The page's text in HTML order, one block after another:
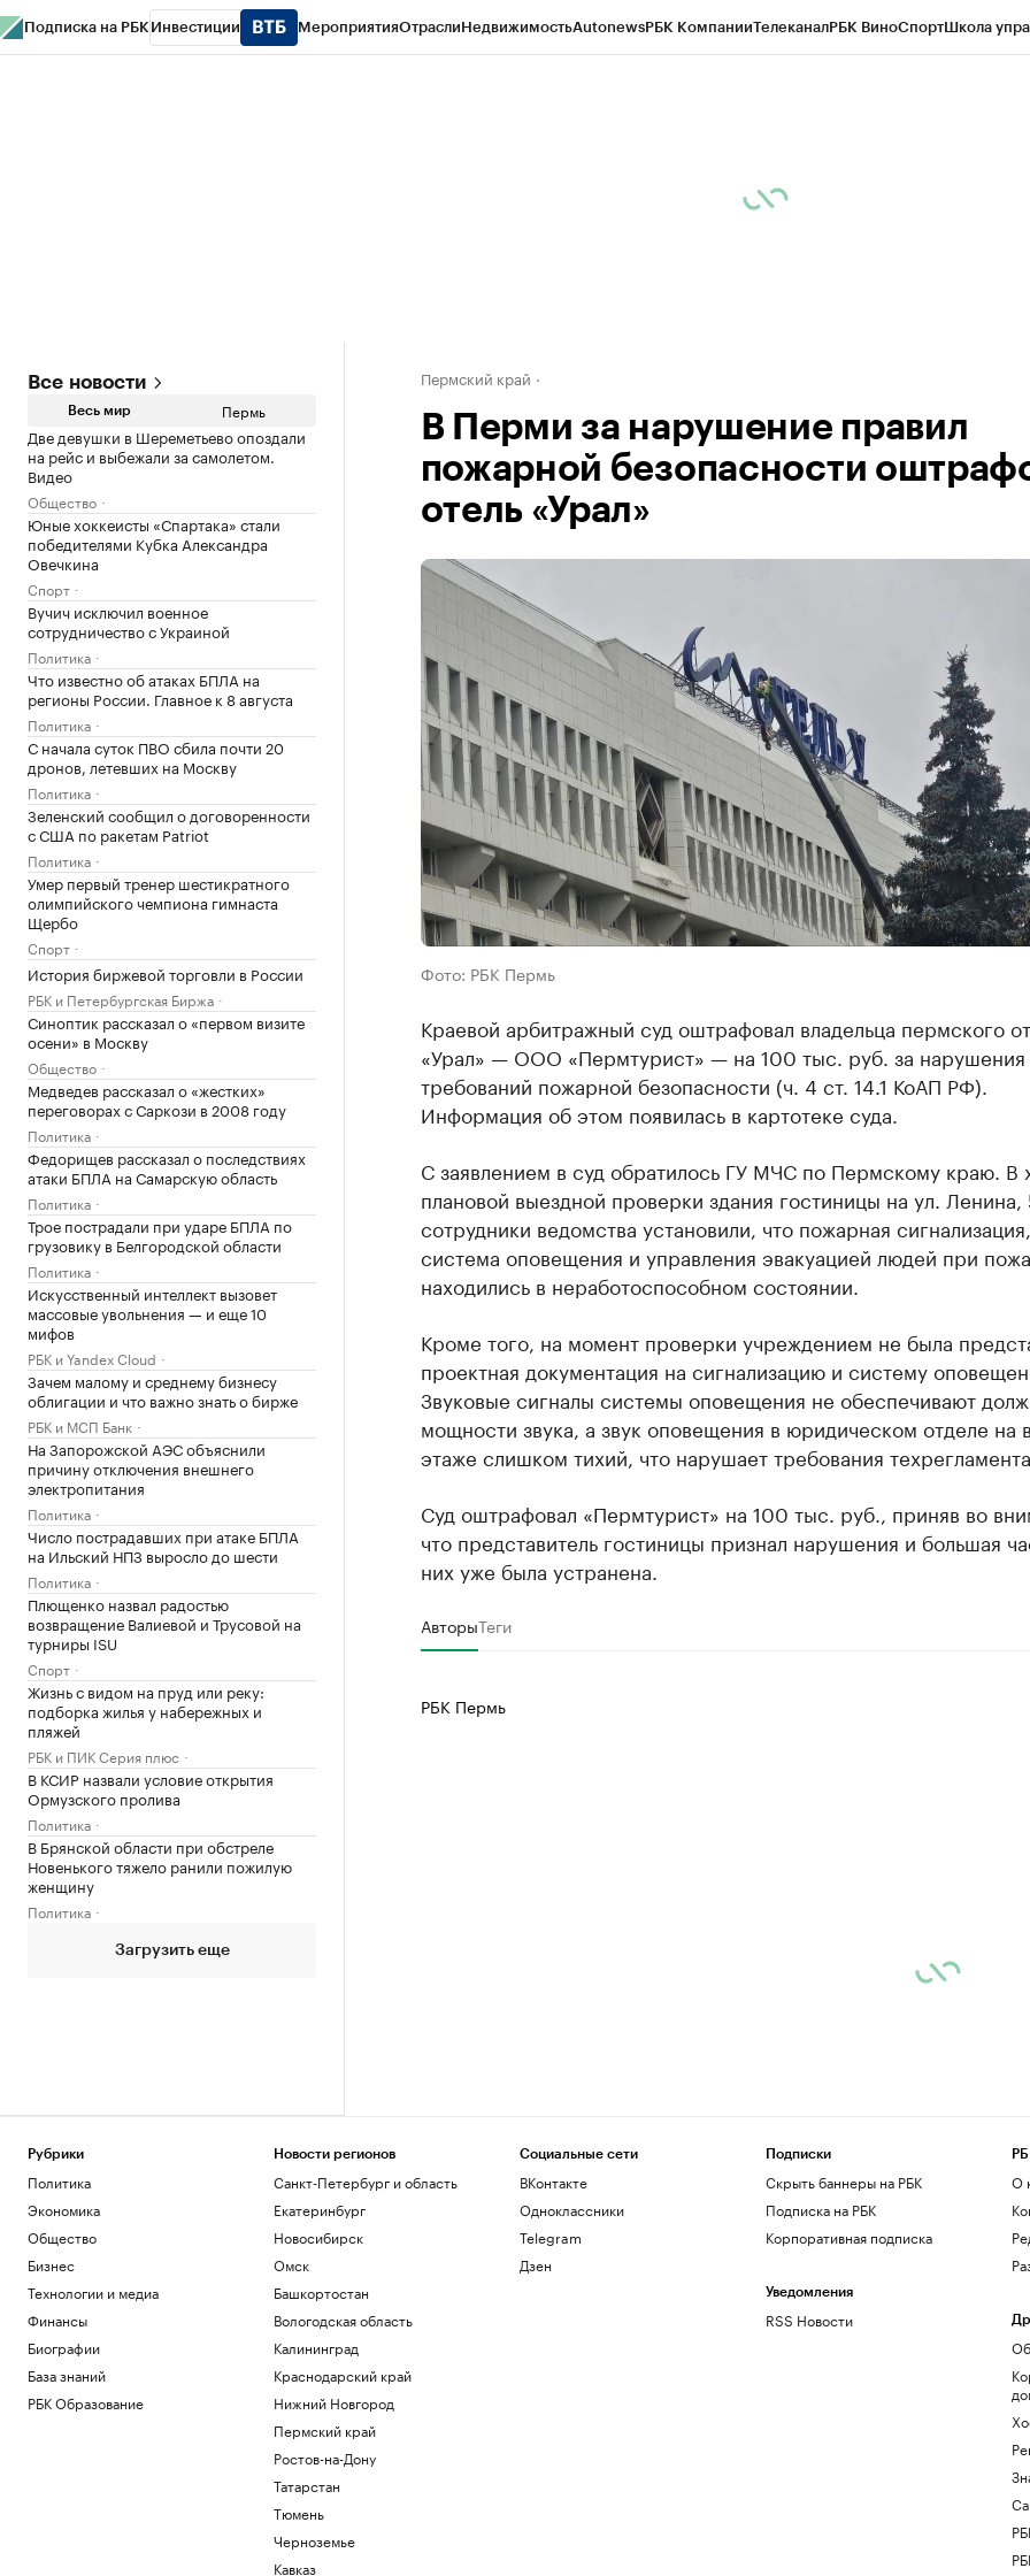
Подписка на РБК Инвестиции МероприятияОтраслиНедвижимостьAutonewsРБК КомпанииТелеканалРБК ВиноСпортШкола
Все новости
Весь мир Пермь
Две девушки в Шереметьево опоздали
на рейс и выбежали за самолетом.
Видео
Общество
Юные хоккеисты «Спартака» стали
победителями Кубка Александра
Овечкина
Спорт
Вучич исключил военное
сотрудничество с Украиной
Политика
Что известно об атаках БПЛА на
регионы России. Главное к 8 августа
Политика
С начала суток ПВО сбила почти 20
дронов, летевших на Москву
Политика
Зеленский сообщил о договоренности
с США по ракетам Patriot
Политика
Умер первый тренер шестикратного
олимпийского чемпиона гимнаста
Щербо
Спорт
История биржевой торговли в России
РБК и Петербургская Биржа
Синоптик рассказал о «первом визите
осени» в Москву
Общество
Медведев рассказал о «жестких»
переговорах с Саркози в 2008 году
Политика
Федорищев рассказал о последствиях
атаки БПЛА на Самарскую область
Политика
Трое пострадали при ударе БПЛА по
грузовику в Белгородской области
Политика
Искусственный интеллект вызовет
массовые увольнения — и еще 10
мифов
РБК и Yandex Cloud
Зачем малому и среднему бизнесу
облигации и что важно знать о бирже
РБК и МСП Банк
На Запорожской АЭС объяснили
причину отключения внешнего
электропитания
Политика
Число пострадавших при атаке БПЛА
на Ильский НПЗ выросло до шести
Политика
Плющенко назвал радостью
возвращение Валиевой и Трусовой на
турниры ISU
Спорт
Жизнь с видом на пруд или реку:
подборка жилья у набережных и
пляжей
РБК и ПИК Серия плюс
В КСИР назвали условие открытия
Ормузского пролива
Политика
В Брянской области при обстреле
Новенького тяжело ранили пожилую
женщину
Политика
Загрузить еще
Пермский край
В Перми за нарушение правил
пожарной безопасности
отель «Урал»
Фото: РБК Пермь
Краевой арбитражный суд оштрафовал владельца пермского
«Урал» — ООО «Пермтурист» — на 100 тыс. руб. за нарушения
требований пожарной безопасности (ч. 4 ст. 14.1 КоАП РФ).
Информация об этом появилась в картотеке суда.
С заявлением в суд обратилось ГУ МЧС по Пермскому краю. В
плановой выездной проверки здания гостиницы на ул. Ленина,
сотрудники ведомства установили, что пожарная сигнализация,
система оповещения и управления эвакуацией людей при
находились в неработоспособном состоянии.
Кроме того, на момент проверки учреждением не была
проектная документация на сигнализацию и систему
Звуковые сигналы системы оповещения не обеспечивают
мощности звука, а звук оповещения в юридическом отделе на
этаже слишком тихий, что нарушает требования
Суд оштрафовал «Пермтурист» на 100 тыс. руб., приняв во
что представитель гостиницы признал нарушения и большая
них уже была устранена.
АвторыТеги
РБК Пермь
Рубрики
Политика
Экономика
Общество
Бизнес
Технологии и медиа
Финансы
Биографии
База знаний
РБК Образование
Новости регионов
Санкт-Петербург и область
Екатеринбург
Новосибирск
Омск
Башкортостан
Вологодская область
Калининград
Краснодарский край
Нижний Новгород
Пермский край
Ростов-на-Дону
Татарстан
Тюмень
Черноземье
Кавказ
Социальные сети
ВКонтакте
Одноклассники
Telegram
Дзен
Подписки
Скрыть баннеры на РБК
Подписка на РБК
Корпоративная подписка
Уведомления
RSS Новости
О